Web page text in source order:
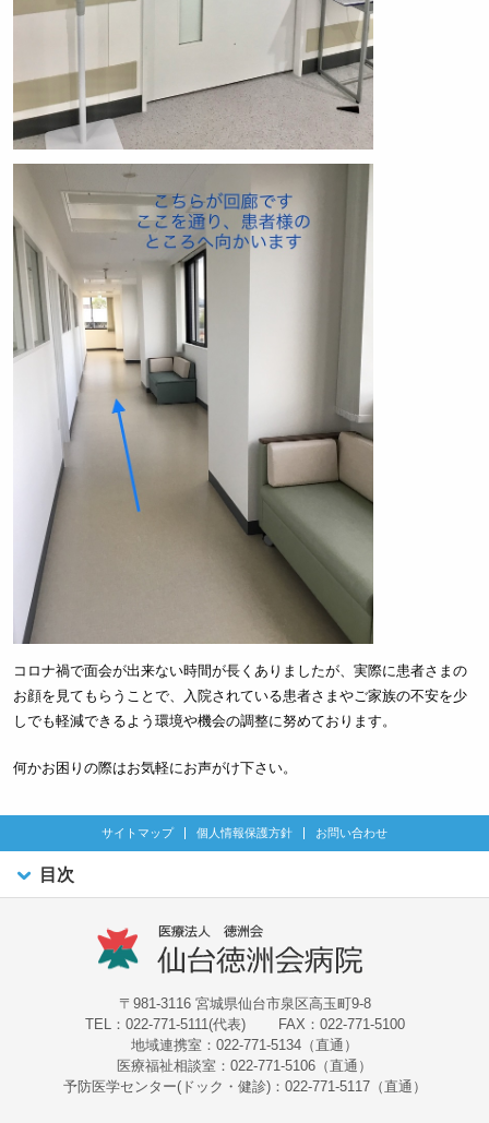
コロナ禍で面会が出来ない時間が長くありましたが、実際に患者さまの
お顔を見てもらうことで、入院されている患者さまやご家族の不安を少
しでも軽減できるよう環境や機会の調整に努めております。
何かお困りの際はお気軽にお声がけ下さい。
サイトマップ 個人情報保護方針 お問い合わせ
目次
〒981-3116 宮城県仙台市泉区高玉町9-8
TEL：022-771-5111(代表)
FAX：022-771-5100
地域連携室：022-771-5134（直通）
医療福祉相談室：022-771-5106（直通）
予防医学センター(ドック・健診)：022-771-5117（直通）